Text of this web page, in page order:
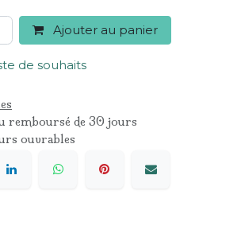
Ajouter au panier
de souhaits
remboursé de 30 jours
ouvrables